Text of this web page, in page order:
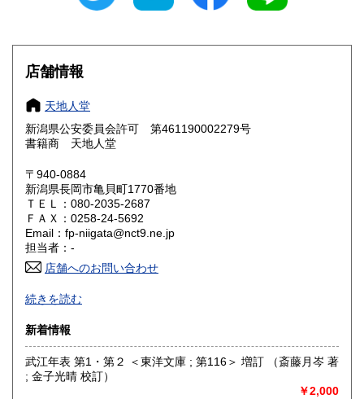
大阪府
奈良県
鳥取県 600円 島根県
岡山県
山口県 600円
香川県 600円
高知県 600円
佐賀県
熊本県 600円 大分県 600円
宮崎県
店舗情報
天地人堂
新潟県公安委員会許可 第461190002279号
書籍商 天地人堂
〒940-0884
新潟県長岡市亀貝町1770番地
ＴＥＬ：080-2035-2687
ＦＡＸ：0258-24-5692
Email：fp-niigata@nct9.ne.jp
担当者：-
店舗へのお問い合わせ
最寄駅：長岡駅
営業時間：午前10時から午後5時
定休日：不定休
続きを読む
新着情報
武江年表 第1・第２ ＜東洋文庫 ; 第116＞ 増訂 （斎藤月岑 著
; 金子光晴 校訂）
￥2,000